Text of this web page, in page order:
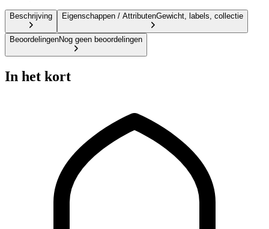
Beschrijving Eigenschappen / AttributenGewicht, labels, collectie
BeoordelingenNog geen beoordelingen
In het kort